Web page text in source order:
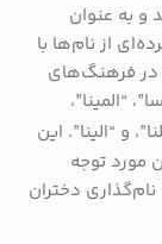
و به عنوان
از نام‌ها با
در فرهنگ‌های
“المینا”،
و “الینا”. این
مورد توجه
دختران